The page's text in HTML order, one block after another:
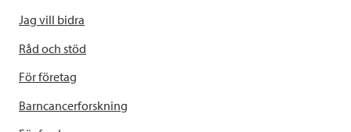
Jag vill bidra
Råd och stöd
För företag
Barncancerforskning